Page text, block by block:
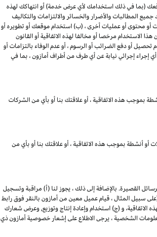
(بما في ذلك استخدامك لأي عرض خدمة) أو انتهاكك لهذه
المطالبات والأضرار والخسائر والالتزامات والتكاليف
أو محتوى أو عمليات أخرى ، (ب) استخدام موقعك أو تطويره أو
الاستخدام مرخصا أو مخالفا لهذه الاتفاقية أو القانون
أو دفع الضرائب أو الرسوم ، أو عدم الوفاء بالتزامات أو
إجراء إجرائي نيابة عن أي طرف من أطراف أمازون ، بما في
بموجب هذه الاتفاقية ، أو علاقتك بنا أو بأي من الشركات
أو أنشطة بموجب هذه الاتفاقية ، أو علاقتك بنا أو بأي من
القصيرة. بالإضافة إلى ذلك ، يجوز لنا (أ) مراقبة وتسجيل
سبيل المثال ، قيام عميل معين من أمازون بالنقر فوق رابط
و (ج) استخدام وإعادة إنتاج وتوزيع, وعرض شعارك
الشخصية ، يرجى الاطلاع على إشعار خصوصية أمازون ذي